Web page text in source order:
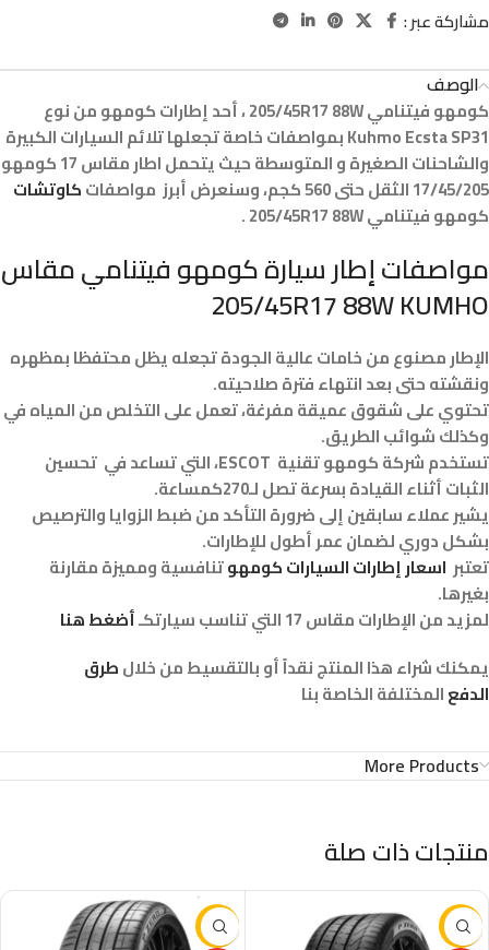
مشاركة عبر :
الوصف
كومهو فيتنامي 205/45R17 88W ، أحد إطارات كومهو من نوع
Kuhmo Ecsta SP31 بمواصفات خاصة تجعلها تلائم السيارات الكبيرة
والشاحنات الصغيرة و المتوسطة حيث يتحمل اطار مقاس 17 كومهو
17/45/205 الثقل حتى 560 كجم، وسنعرض أبرز مواصفات
كاوتشات
كومهو فيتنامي 205/45R17 88W .
مواصفات إطار سيارة كومهو فيتنامي مقاس
205/45R17 88W KUMHO
الإطار مصنوع من خامات عالية الجودة تجعله يظل محتفظا بمظهره
ونقشته حتى بعد انتهاء فترة صلاحيته.
تحتوي على شقوق عميقة مفرغة، تعمل على التخلص من المياه في
وكذلك شوائب الطريق.
تستخدم شركة كومهو تقنية ESCOT، التي تساعد في تحسين
الثبات أثناء القيادة بسرعة تصل لـ270كمساعة.
يشير عملاء سابقين إلى ضرورة التأكد من ضبط الزوايا والترصيص
بشكل دوري لضمان عمر أطول للإطارات.
تعتبر اسعار إطارات السيارات كومهوتنافسية ومميزة مقارنة
بغيرها.
لمزيد من الإطارات مقاس 17 التي تناسب سيارتكـ
أضغط هنا
يمكنك شراء هذا المنتج نقداً أو بالتقسيط من خلالطرق
الدفعالمختلفة الخاصة بنا
More Products
منتجات ذات صلة
-37%
-16%